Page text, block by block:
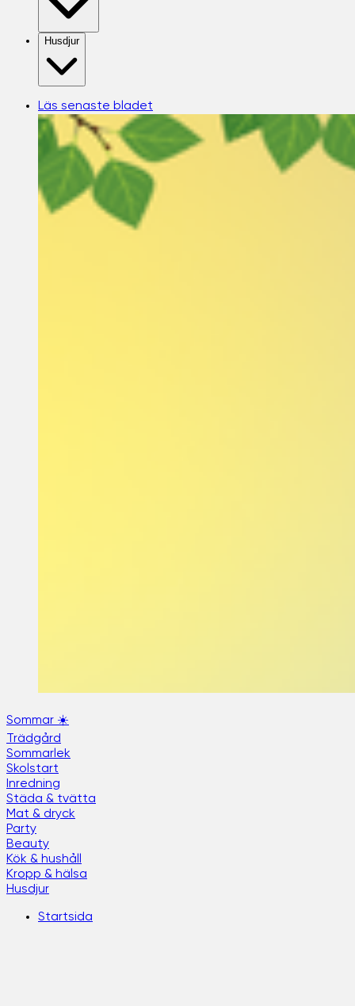
Husdjur
Läs senaste bladet
Sommar ☀️
Trädgård
Sommarlek
Skolstart
Inredning
Städa & tvätta
Mat & dryck
Party
Beauty
Kök & hushåll
Kropp & hälsa
Husdjur
Startsida